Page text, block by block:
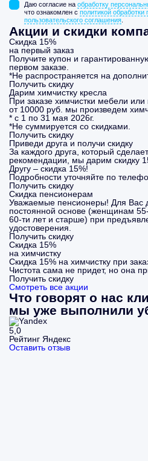
Даю согласие на обработку
что ознакомлен с политикой
пользовательского соглашения
Акции и скидки
Скидка 15%
на первый заказ
Получите купон и
первом заказе.
*Не распространяется на
Получить скидку
Дарим химчистку кресла
При заказе химчистки мебели
от 10000 руб. мы произведем
* с 1 по 31 мая 2026г.
*Не суммируется со скидками.
Получить скидку
Приведи друга и получи скидку
За каждого друга, который
рекомендации, мы дарим скидку
Другу – скидка 15%!
Подробности уточняйте по
Получить скидку
Скидка пенсионерам
Уважаемые пенсионеры! Для Вас
постоянной основе (женщинам
60-ти лет и старше) при
удостоверения.
Получить скидку
Скидка 15%
на химчистку
Скидка 15% на химчистку при
Чистота сама не придет, но она
Получить скидку
Смотреть все акции
Что говорят о нас
мы уже выполнили
5,0
Рейтинг Яндекс
Оставить отзыв